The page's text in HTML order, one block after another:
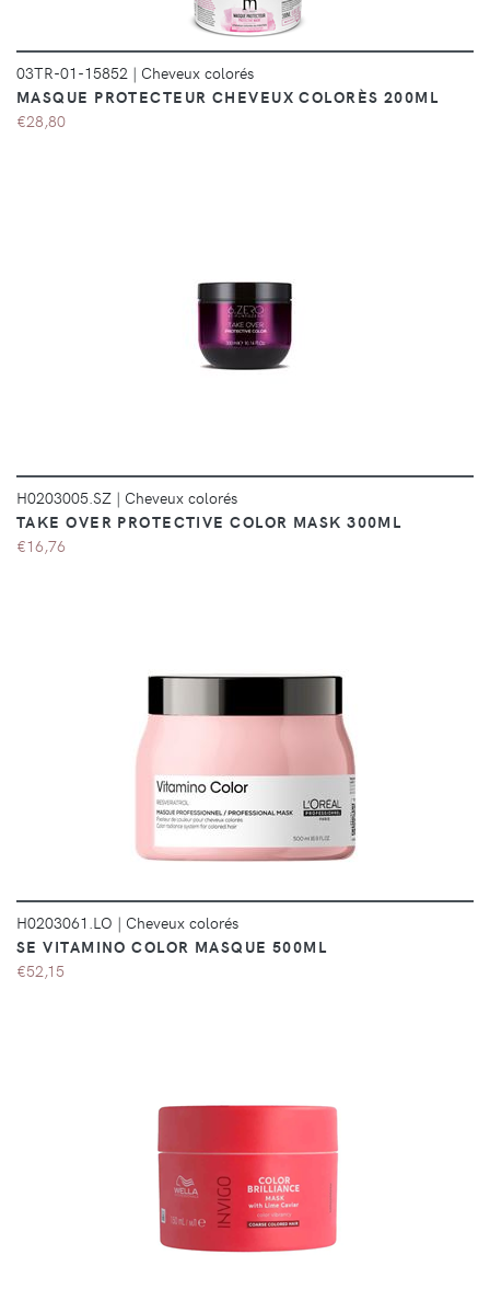
03TR-01-15852 | Cheveux colorés
MASQUE PROTECTEUR CHEVEUX COLORÈS 200ML
€28,80
DÉTAILS
H0203005.SZ | Cheveux colorés
TAKE OVER PROTECTIVE COLOR MASK 300ML
€16,76
H0203061.LO | Cheveux colorés
SE VITAMINO COLOR MASQUE 500ML
€52,15